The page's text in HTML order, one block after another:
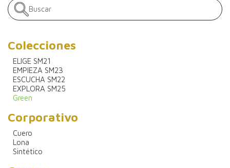
Colecciones
ELIGE SM21
EMPIEZA SM23
ESCUCHA SM22
EXPLORA SM25
Green
Corporativo
Cuero
Lona
Sintético